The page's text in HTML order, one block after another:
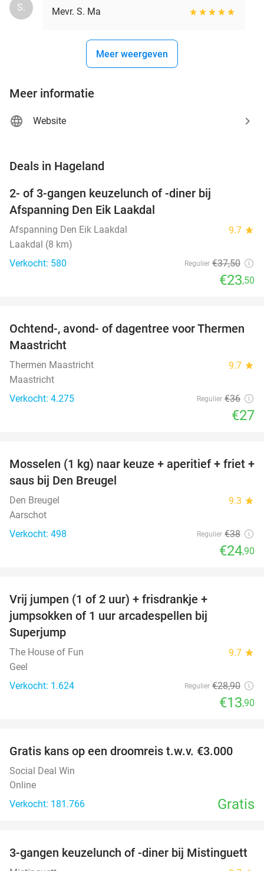
S. Mevr. S. Ma
Meer weergeven
Meer informatie
Website
Deals in Hageland
2- of 3-gangen keuzelunch of -diner bij
Afspanning Den Eik Laakdal
Afspanning Den Eik Laakdal 9.7 star
Laakdal (8 km)
Verkocht: 580
Regulier €37,50
€23,50
25%
Ochtend-, avond- of dagentree voor Thermen
Maastricht
Thermen Maastricht 9.7 star
Maastricht
Verkocht: 4.275
Regulier €36
€27
34%
Mosselen (1 kg) naar keuze + aperitief + friet +
saus bij Den Breugel
Den Breugel 9.3 star
Aarschot
Verkocht: 498
Regulier €38
€24,90
Vrij jumpen (1 of 2 uur) + frisdrankje +
jumpsokken of 1 uur arcadespellen bij
Superjump
The House of Fun 9.7 star
Geel
Verkocht: 1.624
Regulier €28,90
€13,90
Gratis kans op een droomreis t.w.v. €3.000
Social Deal Win
Online
Verkocht: 181.766
Gratis
23%
3-gangen keuzelunch of -diner bij Mistinguett